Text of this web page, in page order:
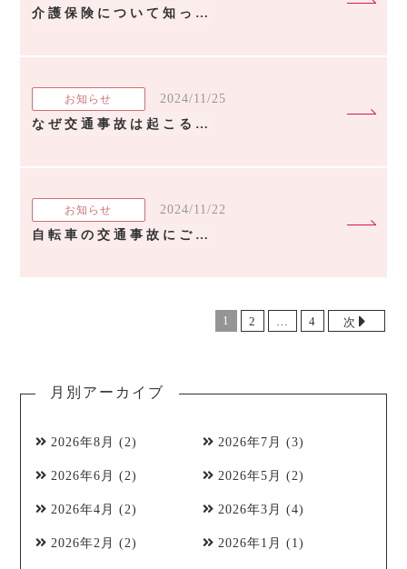
介護保険について知っておこう！！
お知らせ
2024/11/25
なぜ交通事故は起こるのか？[後編] -統計から対策を学ぶ-
お知らせ
2024/11/22
自転車の交通事故にご注意を！～あやせ駅前整形外科・内科Instagram
1 2 … 4 次
月別アーカイブ
2026年8月 (2) 2026年7月 (3)
2026年6月 (2) 2026年5月 (2)
2026年4月 (2) 2026年3月 (4)
2026年2月 (2) 2026年1月 (1)